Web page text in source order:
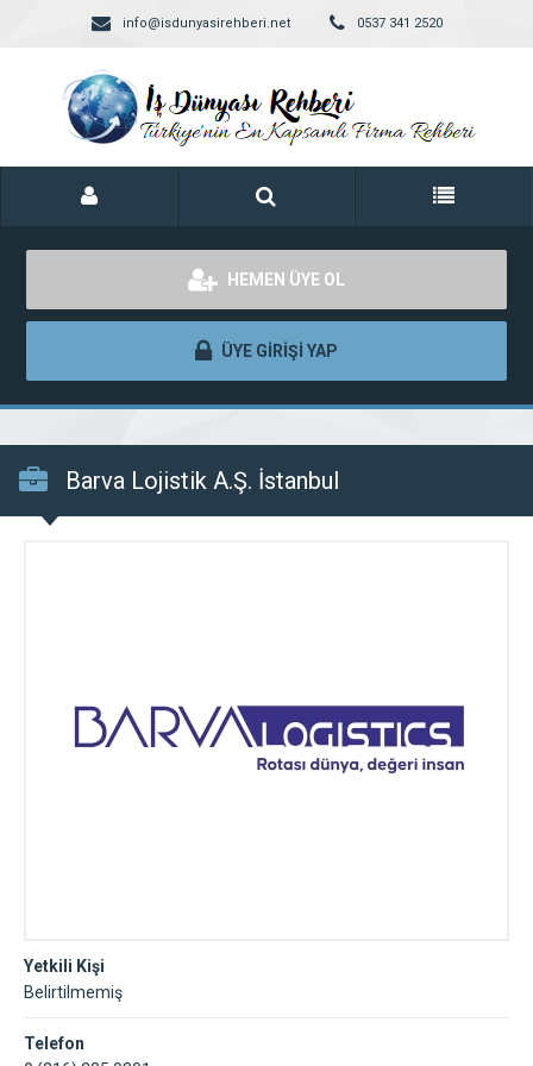
info@isdunyasirehberi.net 0537 341 2520
HEMEN ÜYE OL
ÜYE GİRİŞİ YAP
Barva Lojistik A.Ş. İstanbul
Yetkili Kişi
Belirtilmemiş
Telefon